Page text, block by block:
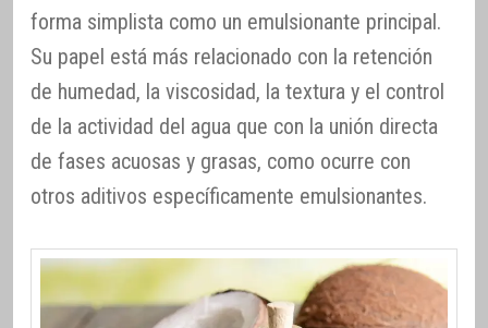
forma simplista como un emulsionante principal.
Su papel está más relacionado con la retención
de humedad, la viscosidad, la textura y el control
de la actividad del agua que con la unión directa
de fases acuosas y grasas, como ocurre con
otros aditivos específicamente emulsionantes.